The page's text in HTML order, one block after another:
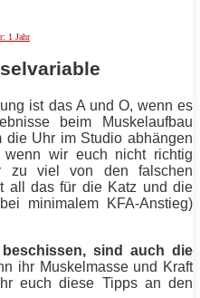
1 Jahr
ist das A und O, wenn es
beim
Muskelaufbau
die Uhr im Studio abhängen
wenn wir euch nicht richtig
zu viel von den falschen
all das für die Katz und die
minimalem
KFA-Anstieg)
sind auch die
ihr Muskelmasseund Kraft
euch diese Tippsan den